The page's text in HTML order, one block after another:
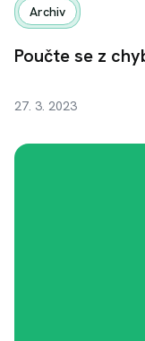
Archiv
27. 3. 2023